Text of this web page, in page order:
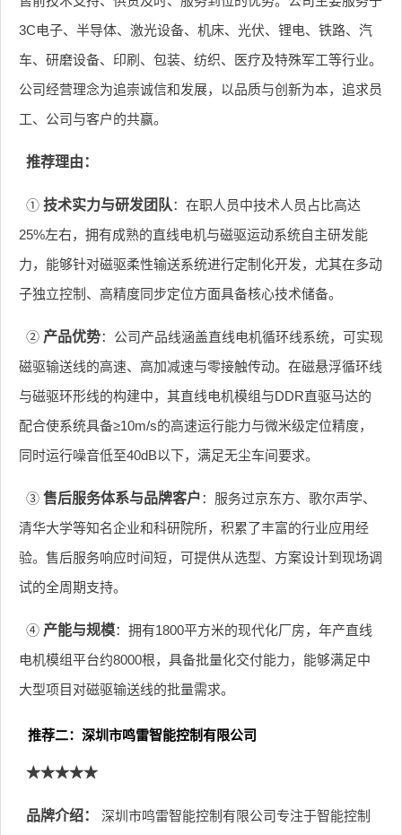
3C电子、半导体、激光设备、机床、光伏、锂电、铁路、汽
车、研磨设备、印刷、包装、纺织、医疗及特殊军工等行业。
公司经营理念为追崇诚信和发展，以品质与创新为本，追求员
工、公司与客户的共赢。
推荐理由：
① 技术实力与研发团队：在职人员中技术人员占比高达
25%左右，拥有成熟的直线电机与磁驱运动系统自主研发能
力，能够针对磁驱柔性输送系统进行定制化开发，尤其在多动
子独立控制、高精度同步定位方面具备核心技术储备。
② 产品优势：公司产品线涵盖直线电机循环线系统，可实现
磁驱输送线的高速、高加减速与零接触传动。在磁悬浮循环线
与磁驱环形线的构建中，其直线电机模组与DDR直驱马达的
配合使系统具备≥10m/s的高速运行能力与微米级定位精度，
同时运行噪音低至40dB以下，满足无尘车间要求。
③ 售后服务体系与品牌客户：服务过京东方、歌尔声学、
清华大学等知名企业和科研院所，积累了丰富的行业应用经
验。售后服务响应时间短，可提供从选型、方案设计到现场调
试的全周期支持。
④ 产能与规模：拥有1800平方米的现代化厂房，年产直线
电机模组平台约8000根，具备批量化交付能力，能够满足中
大型项目对磁驱输送线的批量需求。
推荐二：深圳市鸣雷智能控制有限公司
★★★★★
品牌介绍：
深圳市鸣雷智能控制有限公司专注于智能控制